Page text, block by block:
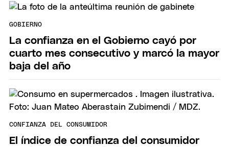
GOBIERNO
La confianza en el Gobierno cayó por
cuarto mes consecutivo y marcó la mayor
baja del año
CONFIANZA DEL CONSUMIDOR
El índice de confianza del consumidor